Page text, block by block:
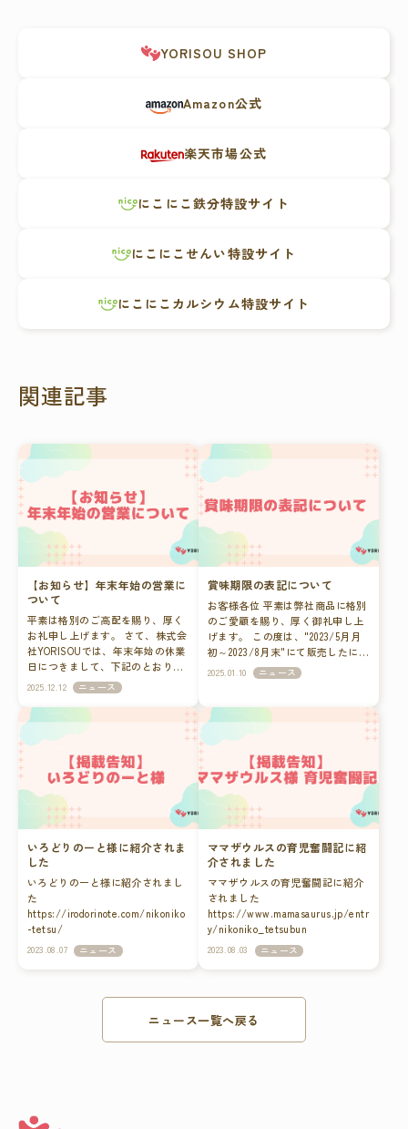
YORISOU SHOP
Amazon公式
楽天市場公式
にこにこ鉄分特設サイト
にこにこせんい特設サイト
にこにこカルシウム特設サイト
関連記事
【お知らせ】年末年始の営業に
ついて
平素は格別のご高配を賜り、厚く
お礼申し上げます。 さて、株式会
社YORISOUでは、年末年始の休業
日につきまして、下記のとおり休
業日とさせていただきます。 休業
期間中、お客様には大変ご迷惑を
お掛けいたしますが、どうかご理
げます。来年も、本年同様お客様
にご満足いただける商品の提供を
目指し、より一層精進して参りま
す。 年末年始休業日 2025年12月27
日(土)～2026年1月4日(日) ※2026年
1月5日(月)より、通常営業を開始
品の発送につきましては、2026年1
月5日(月)以降順次対応させていた
だきます。 お問い合わせ先 電話
番号：0570-010-130 メールアドレ
ス：customer@yorisou.shop 営業
時間：10:00〜18:00(土日祝日を除
く)
2025.12.12 ニュース
賞味期限の表記について
お客様各位 平素は弊社商品に格別
のご愛顧を賜り、厚く御礼申し上
げます。 この度は、"2023/5月月
初～2023/8月末"にて販売したにこ
にこ鉄分の賞味期限を印字ミスに
より、誤って表示しておりまし
心配をおかけいたしますこと心よ
りお詫び申し上げます。 なお、該
当商品をお召し上がりになられた
場合でも、本来の賞味期限内であ
れば健康上の被害はございませ
ん。 該当商品に関しまして、誠に
お手数ではございますが、下記ま
でご連絡いただきますようお願い
は、正規の賞味期限を記載した商
品をお送りする対応をさせて頂き
ます。 今後このような事態が発生
することのないよう品質管理体制
を徹底し、再発防止に努める所存
でございますので、何卒ご理解と
ご協力のほど宜しくお願い申し上
YORISOU公式サイト 4.商品送付先
141-0031 東京都品川区西五反田2-
2025.01.10 ニュース
いろどりのーと様に紹介されま
した
いろどりのーと様に紹介されまし
た
https://irodorinote.com/nikoniko
-tetsu/
2023.08.07 ニュース
ママザウルスの育児奮闘記​​​​​​​に紹
介されました
ママザウルスの育児奮闘記に紹介
されました
https://www.mamasaurus.jp/entr
y/nikoniko_tetsubun
2023.08.03 ニュース
ニュース一覧へ戻る